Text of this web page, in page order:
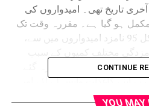
تاریخ تھی۔ امیدواروں کی
ہو گیا ہے۔ مقررہ وقت تک
مختلف اسمبلی حلقوں سے کل 95 نامزد امیدواروں میں سے،
مسترد کر دیئے گئے تھے، اس کے بعد 68 / امیدوار باقی رہ گئے
امیدواروں نے اپنے کاغذات واپس لے لئے اور
CONTINUE
YOU MAY